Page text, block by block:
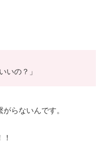
いの？」
らないんです。